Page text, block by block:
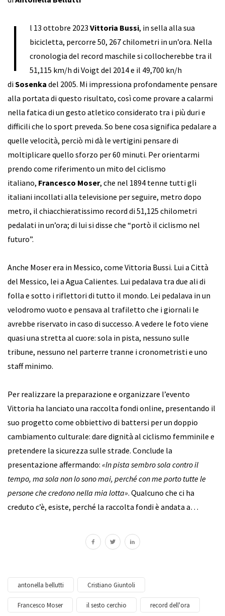
I l 13 ottobre 2023Vittoria Bussi, in sella alla sua
bicicletta, percorre 50, 267 chilometri in un’ora. Nella
cronologia del record maschile si collocherebbe tra il
51,115 km/h di Voigt del 2014 e il 49,700 kn/h
diSosenka del 2005. Mi impressiona profondamente pensare
alla portata di questo risultato, così come provare a calarmi
nella fatica di un gesto atletico considerato tra i più duri e
difficili che lo sport preveda. So bene cosa significa pedalare a
quelle velocità, perciò mi dà le vertigini pensare di
moltiplicare quello sforzo per 60 minuti. Per orientarmi
prendo come riferimento un mito del ciclismo
italiano, Francesco Moser, che nel 1894 tenne tutti gli
italiani incollati alla televisione per seguire, metro dopo
metro, il chiacchieratissimo record di 51,125 chilometri
pedalati in un’ora; di lui si disse che “portò il ciclismo nel
futuro”.
Anche Moser era in Messico, come Vittoria Bussi. Lui a Città
del Messico, lei a Agua Calientes. Lui pedalava tra due ali di
folla e sotto i riflettori di tutto il mondo. Lei pedalava in un
velodromo vuoto e pensava al trafiletto che i giornali le
avrebbe riservato in caso di successo. A vedere le foto viene
quasi una stretta al cuore: sola in pista, nessuno sulle
tribune, nessuno nel parterre tranne i cronometristi e uno
staff minimo.
Per realizzare la preparazione e organizzare l’evento
Vittoria ha lanciato una raccolta fondi online, presentando il
suo progetto come obbiettivo di battersi per un doppio
cambiamento culturale: dare dignità al ciclismo femminile e
pretendere la sicurezza sulle strade. Conclude la
presentazione affermando: «In pista sembro sola contro il
tempo, ma sola non lo sono mai, perché con me porto tutte le
persone che credono nella mia lotta». Qualcuno che ci ha
creduto c’è, esiste, perché la raccolta fondi è andata a…
antonella bellutti Cristiano Giuntoli
Francesco Moser il sesto cerchio record dell'ora